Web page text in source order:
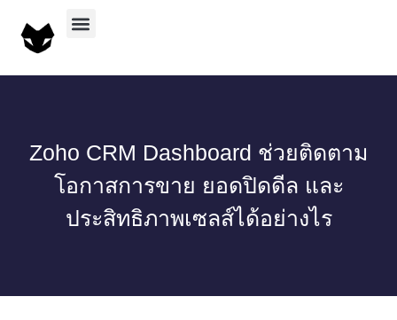
Zoho CRM Dashboard ช่วยติดตาม
โอกาสการขาย ยอดปิดดีล และ
ประสิทธิภาพเซลส์ได้อย่างไร